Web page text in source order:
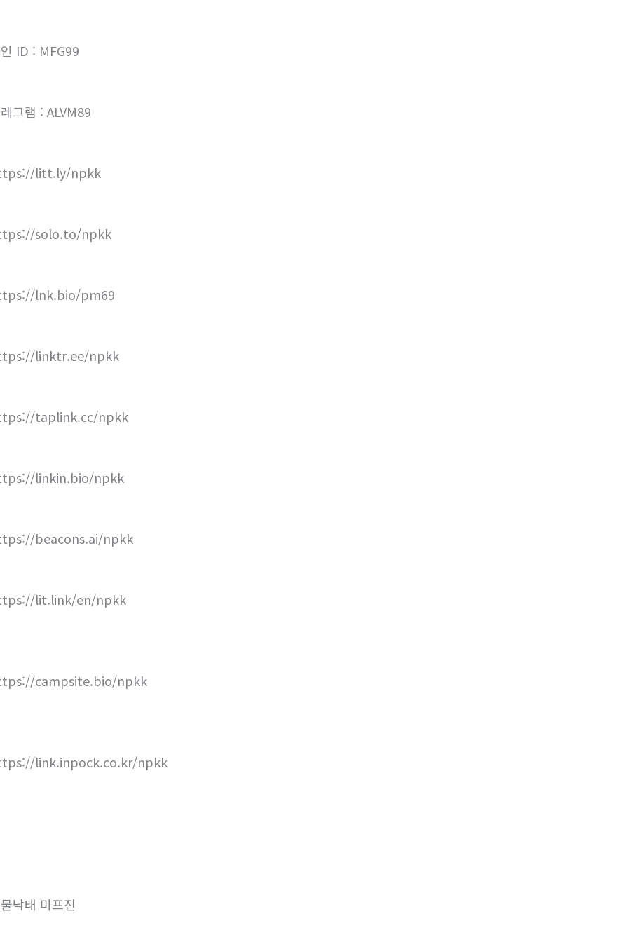
ID : MFG99
그램 : ALVM89
litt.ly/npkk
solo.to/npkk
lnk.bio/pm69
linktr.ee/npkk
taplink.cc/npkk
linkin.bio/npkk
beacons.ai/npkk
lit.link/en/npkk
campsite.bio/npkk
link.inpock.co.kr/npkk
낙태 미프진